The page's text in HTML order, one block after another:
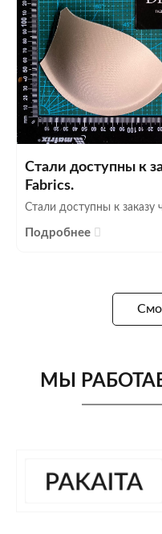
Стали доступны к
Fabrics.
Стали доступны к заказу
Подробнее
МЫ